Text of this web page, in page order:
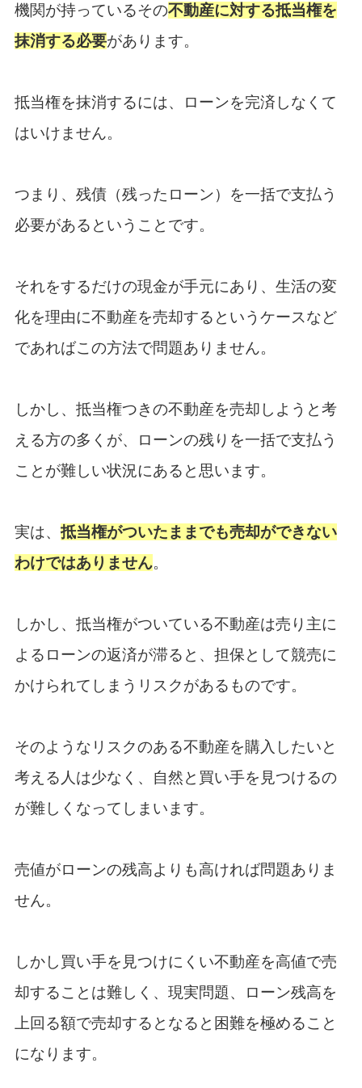
機関が持っているその不動産に対する抵当権を
抹消する必要があります。
抵当権を抹消するには、ローンを完済しなくて
はいけません。
つまり、残債（残ったローン）を一括で支払う
必要があるということです。
それをするだけの現金が手元にあり、生活の変
化を理由に不動産を売却するというケースなど
であればこの方法で問題ありません。
しかし、抵当権つきの不動産を売却しようと考
える方の多くが、ローンの残りを一括で支払う
ことが難しい状況にあると思います。
実は、抵当権がついたままでも売却ができない
わけではありません。
しかし、抵当権がついている不動産は売り主に
よるローンの返済が滞ると、担保として競売に
かけられてしまうリスクがあるものです。
そのようなリスクのある不動産を購入したいと
考える人は少なく、自然と買い手を見つけるの
が難しくなってしまいます。
売値がローンの残高よりも高ければ問題ありま
せん。
しかし買い手を見つけにくい不動産を高値で売
却することは難しく、現実問題、ローン残高を
上回る額で売却するとなると困難を極めること
になります。